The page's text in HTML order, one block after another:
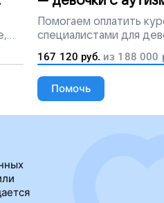
Помогаем оплатить
специалистами для
167 120 руб. из 188 000
Помочь